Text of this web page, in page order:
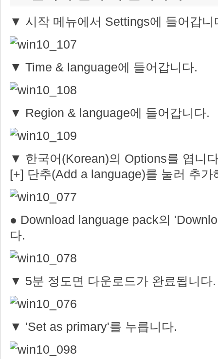
▼ 시작 메뉴에서 Settings에 들어갑니
▼ Time & language에 들어갑니다.
▼ Region & language에 들어갑니다.
▼ 한국어(Korean)의 Options를 엽니
[+] 단추(Add a language)를 눌러 추가
● Download language pack의
다.
▼ 5분 정도면 다운로드가 완료됩니다.
▼ 'Set as primary'를 누릅니다.